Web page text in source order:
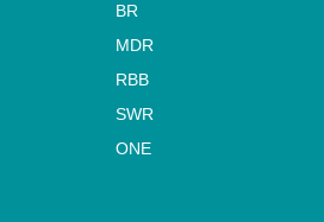
BR
MDR
RBB
SWR
ONE